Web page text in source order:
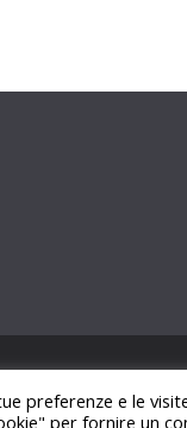
preferenze e le
per fornire un